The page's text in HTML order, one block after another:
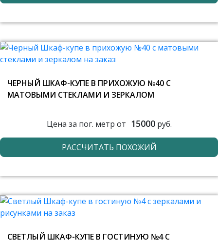
ЧЕРНЫЙ ШКАФ-КУПЕ В ПРИХОЖУЮ №40 С
МАТОВЫМИ СТЕКЛАМИ И ЗЕРКАЛОМ
Цена за пог. метр от 15000руб.
РАССЧИТАТЬ ПОХОЖИЙ
СВЕТЛЫЙ ШКАФ-КУПЕ В ГОСТИНУЮ №4 С